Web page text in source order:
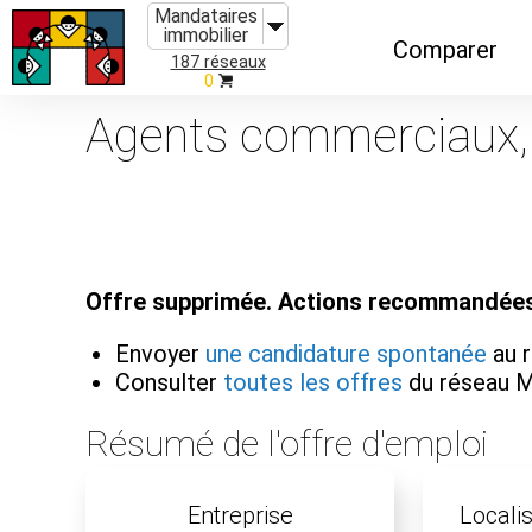
Mandataires
immobilier
187 réseaux
0
Comparer
Caractéristiques
Organismes de
Agents
Offre supprimée. Actions
Envoyer une candidature spontanée au
Consulter toutes les offres du réseau
Résumé de l'offre d'emploi
Entreprise